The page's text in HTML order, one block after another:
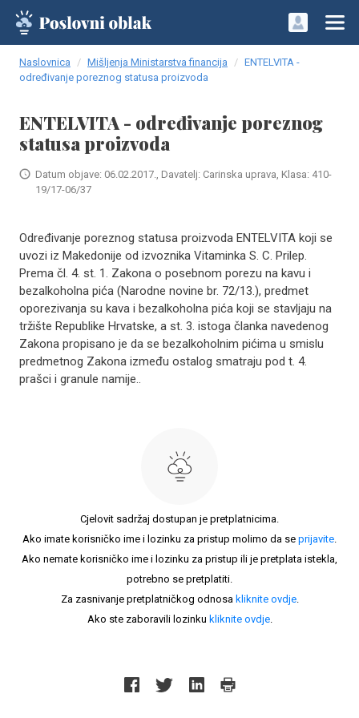
Naslovnica Mišljenja Ministarstva financija
ENTELVITA -
određivanje poreznog statusa proizvoda
ENTELVITA - određivanje poreznog
statusa proizvoda
Datum objave: 06.02.2017., Davatelj: Carinska uprava, Klasa: 410-
19/17-06/37
Određivanje poreznog statusa proizvoda ENTELVITA koji se
uvozi iz Makedonije od izvoznika Vitaminka S. C. Prilep.
Prema čl. 4. st. 1. Zakona o posebnom porezu na kavu i
bezalkoholna pića (Narodne novine br. 72/13.), predmet
oporezivanja su kava i bezalkoholna pića koji se stavljaju na
tržište Republike Hrvatske, a st. 3. istoga članka navedenog
Zakona propisano je da se bezalkoholnim pićima u smislu
predmetnog Zakona između ostalog smatraju pod t. 4.
prašci i granule namije..
Cjelovit sadržaj dostupan je pretplatnicima.
Ako imate korisničko ime i lozinku za pristup molimo da se prijavite.
Ako nemate korisničko ime i lozinku za pristup ili je pretplata istekla,
potrebno se pretplatiti.
Za zasnivanje pretplatničkog odnosa kliknite ovdje.
Ako ste zaboravili lozinku kliknite ovdje.